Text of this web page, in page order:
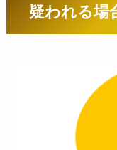
疑われる場